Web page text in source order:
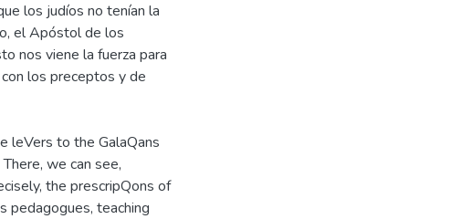
los judíos no tenían la
el Apóstol de los
nos viene la fuerza para
los preceptos y de
leVers to the GalaQans
we can see,
the prescripQons of
pedagogues, teaching